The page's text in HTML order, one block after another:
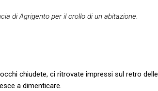
di Agrigento per il crollo di un abitazione.
chiudete, ci ritrovate impressi sul retro delle
a dimenticare.